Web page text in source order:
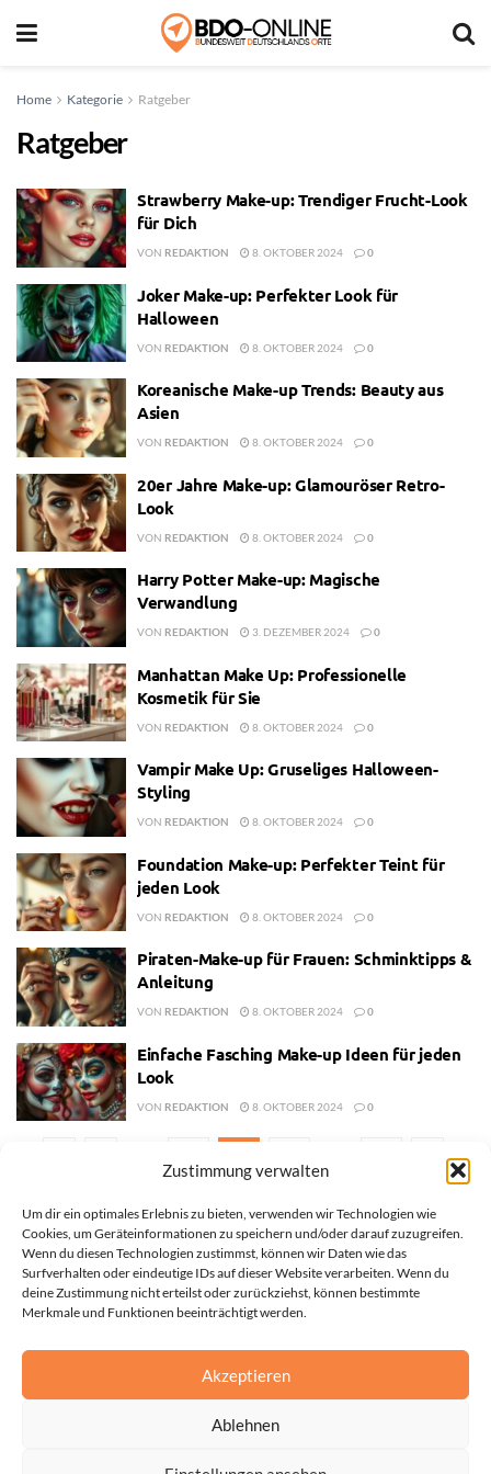
Zustimmung verwalten
Um dir ein optimales Erlebnis zu bieten, verwenden wir Technologien wie
Cookies, um Geräteinformationen zu speichern und/oder darauf zuzugreifen.
Wenn du diesen Technologien zustimmst, können wir Daten wie das
Surfverhalten oder eindeutige IDs auf dieser Website verarbeiten. Wenn du
deine Zustimmung nicht erteilst oder zurückziehst, können bestimmte
Merkmale und Funktionen beeinträchtigt werden.
Akzeptieren
Ablehnen
Home Kategorie Ratgeber
Ratgeber
Strawberry Make-up: Trendiger Frucht-Look
für Dich
VON REDAKTION 8. OKTOBER 2024 0
Joker Make-up: Perfekter Look für
Halloween
VON REDAKTION 8. OKTOBER 2024 0
Koreanische Make-up Trends: Beauty aus
Asien
VON REDAKTION 8. OKTOBER 2024 0
20er Jahre Make-up: Glamouröser Retro-
Look
VON REDAKTION 8. OKTOBER 2024 0
Harry Potter Make-up: Magische
Verwandlung
VON REDAKTION 3. DEZEMBER 2024 0
Manhattan Make Up: Professionelle
Kosmetik für Sie
VON REDAKTION 8. OKTOBER 2024 0
Vampir Make Up: Gruseliges Halloween-
Styling
VON REDAKTION 8. OKTOBER 2024 0
Foundation Make-up: Perfekter Teint für
jeden Look
VON REDAKTION 8. OKTOBER 2024 0
Piraten-Make-up für Frauen: Schminktipps &
Anleitung
VON REDAKTION 8. OKTOBER 2024 0
Einfache Fasching Make-up Ideen für jeden
Look
VON REDAKTION 8. OKTOBER 2024 0